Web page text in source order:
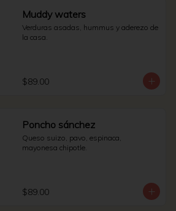
Muddy waters
Verduras asadas, hummus y aderezo de
la casa.
$89.00
Poncho sánchez
Queso suizo, pavo, espinaca,
mayonesa chipotle.
$89.00